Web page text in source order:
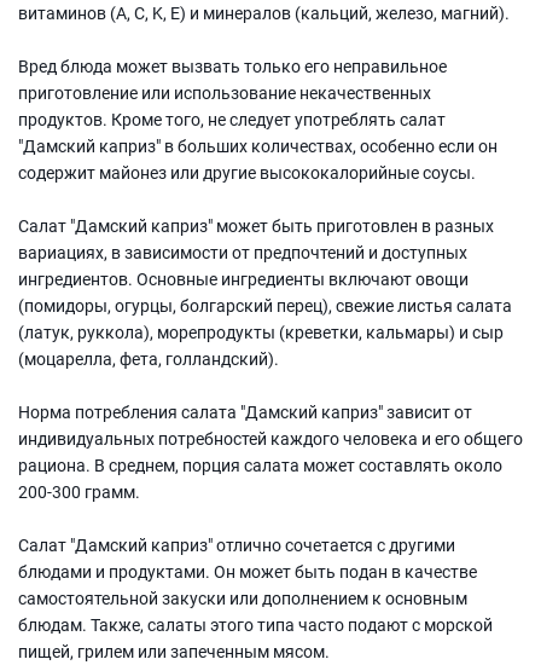
витаминов (A, C, K, E) и минералов (кальций, железо, магний).
Вред блюда может вызвать только его неправильное
приготовление или использование некачественных
продуктов. Кроме того, не следует употреблять салат
"Дамский каприз" в больших количествах, особенно если он
содержит майонез или другие высококалорийные соусы.
Салат "Дамский каприз" может быть приготовлен в разных
вариациях, в зависимости от предпочтений и доступных
ингредиентов. Основные ингредиенты включают овощи
(помидоры, огурцы, болгарский перец), свежие листья салата
(латук, руккола), морепродукты (креветки, кальмары) и сыр
(моцарелла, фета, голландский).
Норма потребления салата "Дамский каприз" зависит от
индивидуальных потребностей каждого человека и его общего
рациона. В среднем, порция салата может составлять около
200-300 грамм.
Салат "Дамский каприз" отлично сочетается с другими
блюдами и продуктами. Он может быть подан в качестве
самостоятельной закуски или дополнением к основным
блюдам. Также, салаты этого типа часто подают с морской
пищей, грилем или запеченным мясом.